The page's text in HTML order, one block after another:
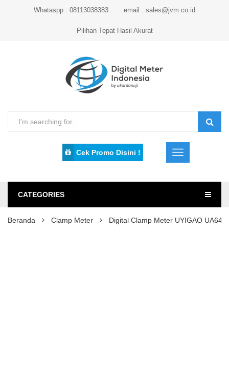
Whataspp : 08113038383 email : sales@jvm.co.id
Pilihan Tepat Hasil Akurat
Cek Promo Disini !
CATEGORIES
Beranda Clamp Meter Digital Clamp Meter UYIGAO